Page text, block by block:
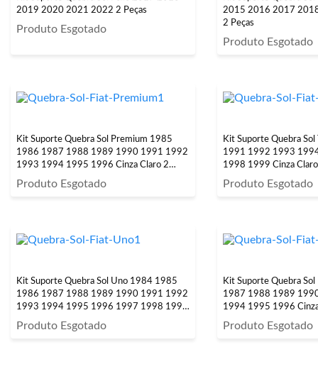
2019 2020 2021 2022 2 Peças
Produto Esgotado
2015 2016 2017
2 Peças
Produto Esgotado
Kit Suporte Quebra Sol Premium 1985
1986 1987 1988 1989 1990 1991 1992
1993 1994 1995 1996 Cinza Claro 2
Peças
Produto Esgotado
Kit Suporte Quebra
1991 1992 1993
1998 1999 Cinza
Produto Esgotado
Kit Suporte Quebra Sol Uno 1984 1985
1986 1987 1988 1989 1990 1991 1992
1993 1994 1995 1996 1997 1998 1999
A 2013 Cinza Claro 2 Peças
Produto Esgotado
Kit Suporte Quebra
1987 1988 1989
1994 1995 1996
Produto Esgotado